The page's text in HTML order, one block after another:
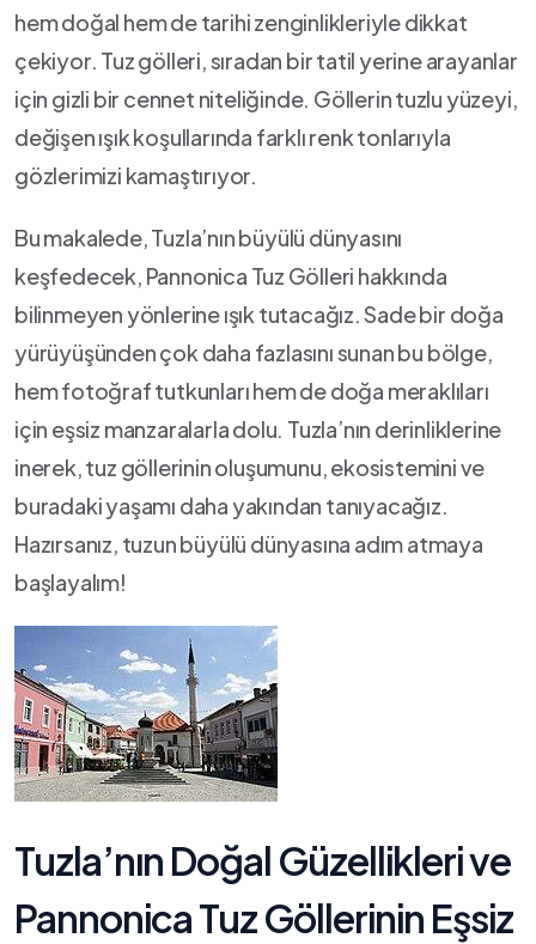
hem doğal hem de tarihi zenginlikleriyle dikkat
çekiyor. Tuz gölleri, sıradan bir tatil yerine arayanlar⁢
için gizli bir cennet niteliğinde. Göllerin⁢ tuzlu yüzeyi,
değişen ışık‌ koşullarında farklı renk tonlarıyla
gözlerimizi kamaştırıyor.
Bu makalede, Tuzla’nın büyülü dünyasını
keşfedecek, Pannonica Tuz⁤ Gölleri hakkında
bilinmeyen yönlerine ışık tutacağız.⁤ Sade bir doğa
yürüyüşünden çok daha fazlasını sunan​ bu bölge,
hem fotoğraf tutkunları hem de doğa meraklıları
için eşsiz manzaralarla dolu. Tuzla’nın ​derinliklerine
inerek, tuz göllerinin oluşumunu, ekosistemini ve
buradaki yaşamı daha yakından tanıyacağız.
Hazırsanız, tuzun büyülü dünyasına adım atmaya‍
başlayalım!
Tuzla’nın Doğal Güzellikleri ve
Pannonica Tuz Göllerinin Eşsiz